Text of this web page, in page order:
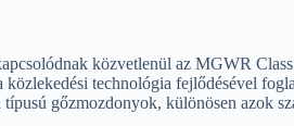
közvetlenül az MGWR
technológia fejlődésével
gőzmozdonyok, különösen azok